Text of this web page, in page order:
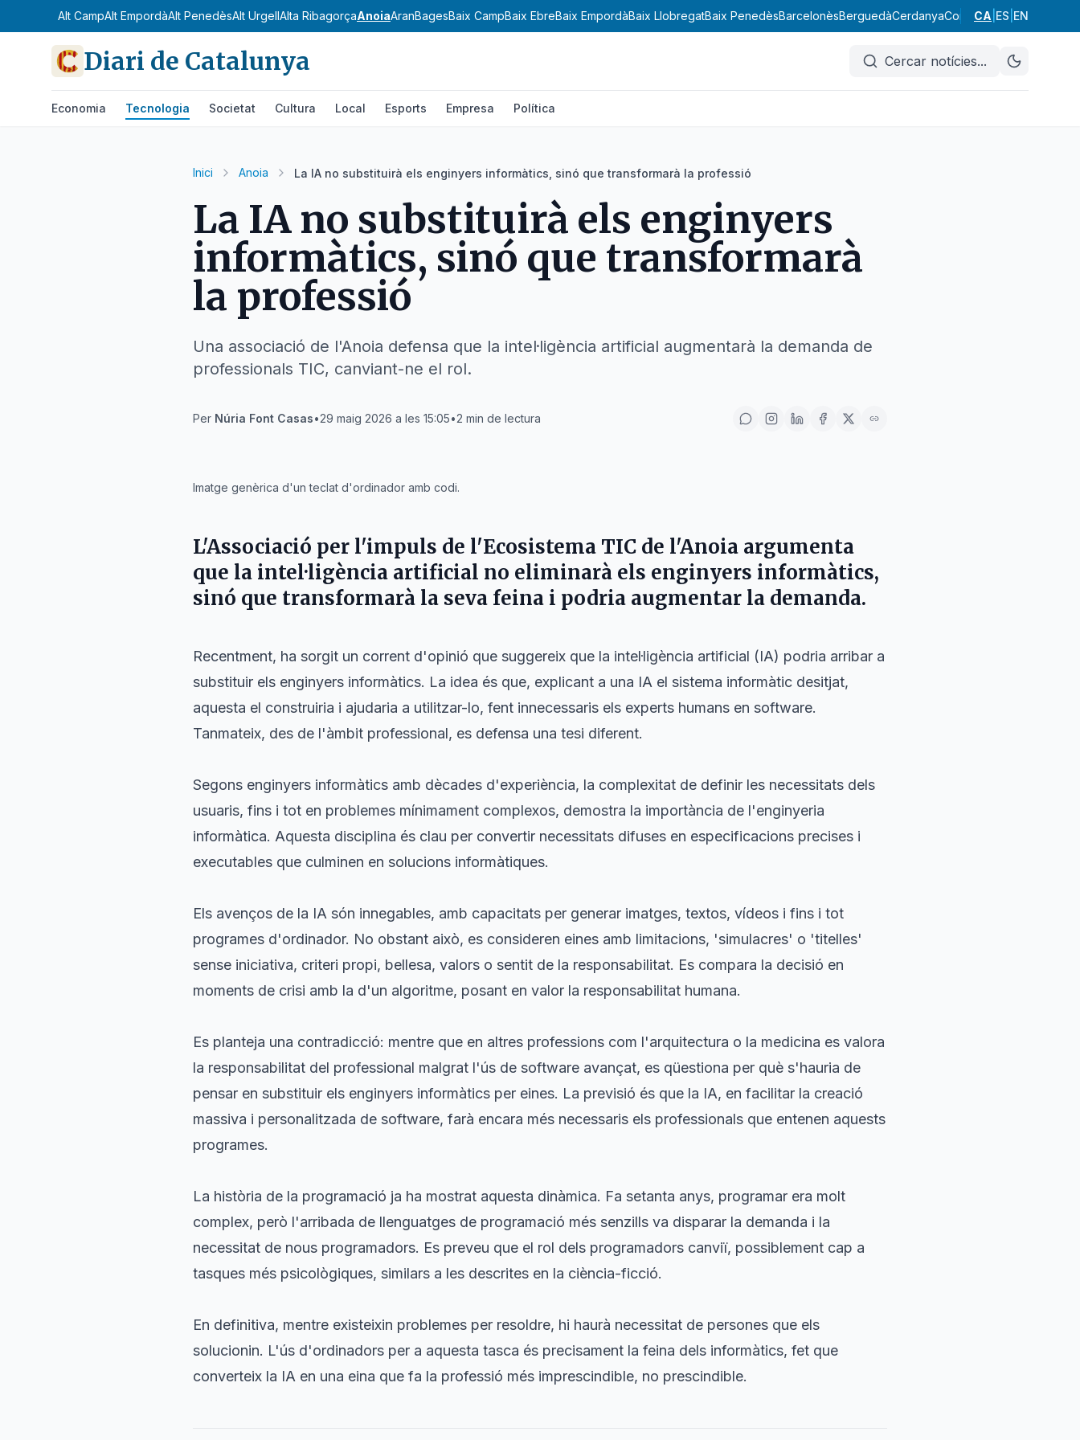
Alt CampAlt EmpordàAlt PenedèsAlt UrgellAlta RibagorçaAnoiaAranBagesBaix CampBaix EbreBaix EmpordàBaix LlobregatBaix PenedèsBarcelonèsBerguedàCerdanyaConca de Barberà
CA ES EN
Diari de Catalunya Cercar notícies...
Economia Tecnologia Societat Cultura Local Esports Empresa Política
Inici Anoia La IA no substituirà els enginyers informàtics, sinó que transformarà la professió
La IA no substituirà els enginyers
informàtics, sinó que transformarà
la professió
Una associació de l'Anoia defensa que la intel·ligència artificial augmentarà la demanda de
professionals TIC, canviant-ne el rol.
Per Núria Font Casas•29 maig 2026 a les 15:05•2 min de lectura
Imatge genèrica d'un teclat d'ordinador amb codi.
L'Associació per l'impuls de l'Ecosistema TIC de l'Anoia argumenta
que la intel·ligència artificial no eliminarà els enginyers informàtics,
sinó que transformarà la seva feina i podria augmentar la demanda.
Recentment, ha sorgit un corrent d'opinió que suggereix que la intel·ligència artificial (IA) podria arribar a
substituir els enginyers informàtics. La idea és que, explicant a una IA el sistema informàtic desitjat,
aquesta el construiria i ajudaria a utilitzar-lo, fent innecessaris els experts humans en software.
Tanmateix, des de l'àmbit professional, es defensa una tesi diferent.
Segons enginyers informàtics amb dècades d'experiència, la complexitat de definir les necessitats dels
usuaris, fins i tot en problemes mínimament complexos, demostra la importància de l'enginyeria
informàtica. Aquesta disciplina és clau per convertir necessitats difuses en especificacions precises i
executables que culminen en solucions informàtiques.
Els avenços de la IA són innegables, amb capacitats per generar imatges, textos, vídeos i fins i tot
programes d'ordinador. No obstant això, es consideren eines amb limitacions, 'simulacres' o 'titelles'
sense iniciativa, criteri propi, bellesa, valors o sentit de la responsabilitat. Es compara la decisió en
moments de crisi amb la d'un algoritme, posant en valor la responsabilitat humana.
Es planteja una contradicció: mentre que en altres professions com l'arquitectura o la medicina es valora
la responsabilitat del professional malgrat l'ús de software avançat, es qüestiona per què s'hauria de
pensar en substituir els enginyers informàtics per eines. La previsió és que la IA, en facilitar la creació
massiva i personalitzada de software, farà encara més necessaris els professionals que entenen aquests
programes.
La història de la programació ja ha mostrat aquesta dinàmica. Fa setanta anys, programar era molt
complex, però l'arribada de llenguatges de programació més senzills va disparar la demanda i la
necessitat de nous programadors. Es preveu que el rol dels programadors canviï, possiblement cap a
tasques més psicològiques, similars a les descrites en la ciència-ficció.
En definitiva, mentre existeixin problemes per resoldre, hi haurà necessitat de persones que els
solucionin. L'ús d'ordinadors per a aquesta tasca és precisament la feina dels informàtics, fet que
converteix la IA en una eina que fa la professió més imprescindible, no prescindible.